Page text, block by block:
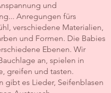
und
Anregungen fürs
verschiedene Materialien,
und Formen. Die Babies
Ebenen. Wir
an, spielen in
greifen und tasten.
gibt es Lieder, Seifenblasen